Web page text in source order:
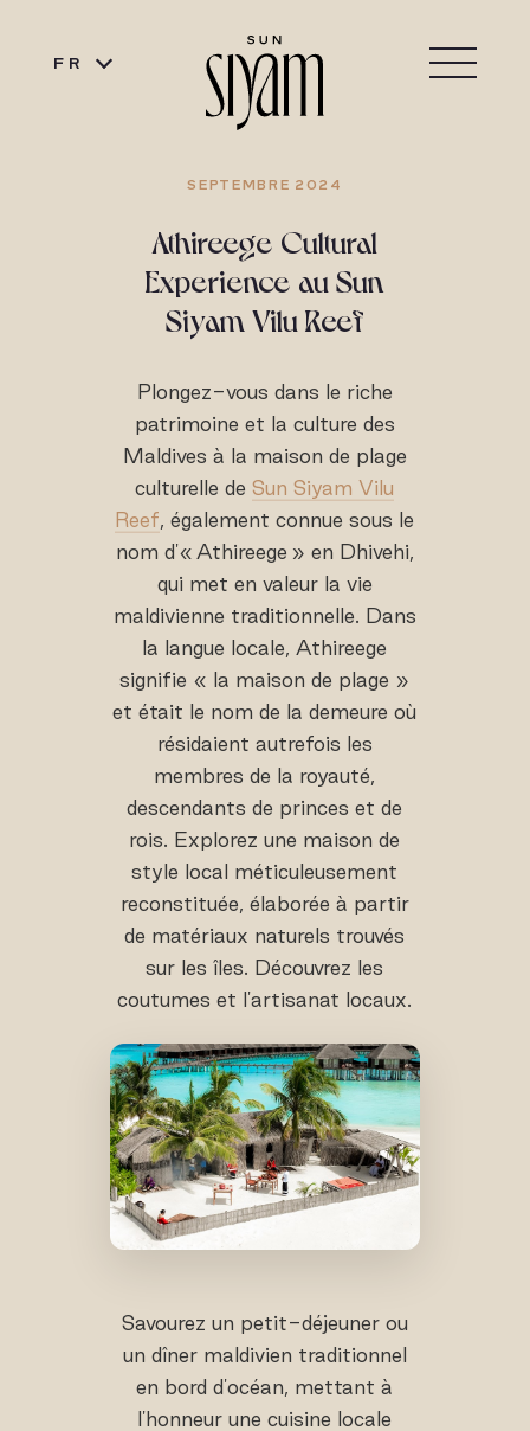
FR
SEPTEMBRE 2024
Athireege Cultural
Experience au Sun
Siyam Vilu Reef
Plongez-vous dans le riche
patrimoine et la culture des
Maldives à la maison de plage
culturelle deSun Siyam Vilu
Reef, également connue sous le
nom d'« Athireege » en Dhivehi,
qui met en valeur la vie
maldivienne traditionnelle. Dans
la langue locale, Athireege
signifie « la maison de plage »
et était le nom de la demeure où
résidaient autrefois les
membres de la royauté,
descendants de princes et de
rois. Explorez une maison de
style local méticuleusement
reconstituée, élaborée à partir
de matériaux naturels trouvés
sur les îles. Découvrez les
coutumes et l'artisanat locaux.
Savourez un petit-déjeuner ou
un dîner maldivien traditionnel
en bord d'océan, mettant à
l'honneur une cuisine locale